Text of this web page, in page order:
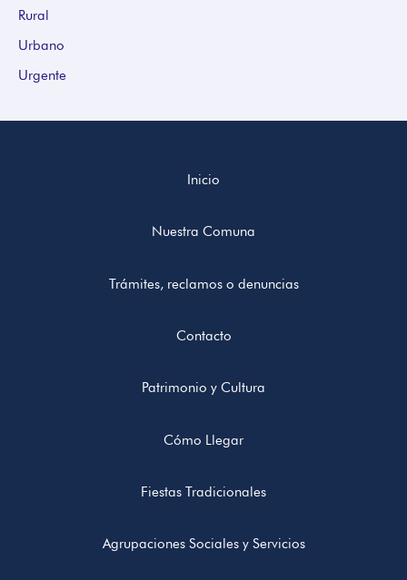
Rural
Urbano
Urgente
Inicio
Nuestra Comuna
Trámites, reclamos o denuncias
Contacto
Patrimonio y Cultura
Cómo Llegar
Fiestas Tradicionales
Agrupaciones Sociales y Servicios